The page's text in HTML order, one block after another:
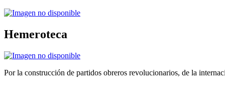
Hemeroteca
Por la construcción de partidos obreros revolucionarios, de la